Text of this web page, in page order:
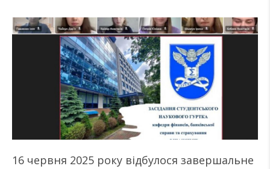
16 червня 2025 року відбулося завершальне